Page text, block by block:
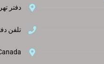
دفتر
تلفن دفتر تهران: